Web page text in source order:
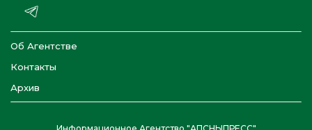
Об Агентстве
Контакты
Архив